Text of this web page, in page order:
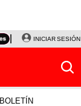
NALDY SALDAÑA
INICIAR SESIÓN
BOLETÍN